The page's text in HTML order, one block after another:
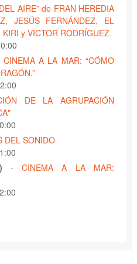
AIRE” de FRAN HEREDIA
JESÚS FERNÁNDEZ, EL
y VICTOR RODRÍGUEZ.
CINEMA A LA MAR: “CÓMO
DE LA AGRUPACIÓN
DEL SONIDO
-CINEMA A LA MAR: